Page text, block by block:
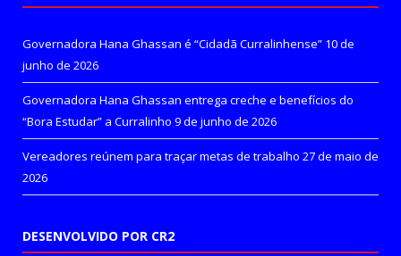
Governadora Hana Ghassan é “Cidadã Curralinhense” 10 de
junho de 2026
Governadora Hana Ghassan entrega creche e benefícios do
“Bora Estudar” a Curralinho 9 de junho de 2026
Vereadores reúnem para traçar metas de trabalho 27 de maio de
2026
DESENVOLVIDO POR CR2